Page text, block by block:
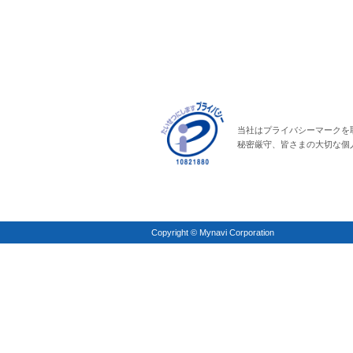
当社はプライバシーマークを
秘密厳守、皆さまの大切な個
Copyright © Mynavi Corporation